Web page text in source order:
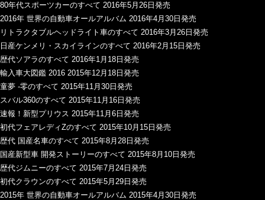
80年代スポーツカーのすべて 2016年5月26日発売
2016年 世界の自動車オールアルバム 2016年4月30日発売
リトラクタブルヘッドライト車のすべて 2016年3月26日発売
日産ケンメリ・スカイラインのすべて 2016年2月15日発売
歴代ソアラのすべて 2016年1月18日発売
輸入車大図鑑 2016 2015年12月18日発売
童夢 -零のすべて 2015年11月30日発売
スバル360のすべて 2015年11月16日発売
速報！新型プリウス 2015年11月6日発売
初代フェアレディZのすべて 2015年10月15日発売
歴代 国産名車のすべて 2015年8月28日発売
国産新型車 開発ストーリーのすべて 2015年8月10日発売
歴代ジムニーのすべて 2015年7月24日発売
初代クラウンのすべて 2015年5月29日発売
2015年 世界の自動車オールアルバム 2015年4月30日発売